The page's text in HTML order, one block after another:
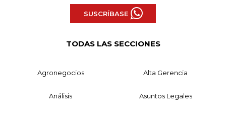
SUSCRÍBASE
TODAS LAS SECCIONES
Agronegocios Alta Gerencia
Análisis Asuntos Legales